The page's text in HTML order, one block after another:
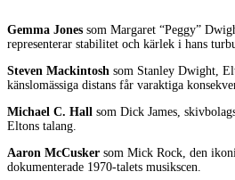
Gemma Jones som Margaret “Peggy”
representerar stabilitet och kärlek i hans
Steven Mackintosh som Stanley Dwight,
känslomässiga distans får varaktiga
Michael C. Hall som Dick James,
Eltons talang.
Aaron McCusker som Mick Rock, den
dokumenterade 1970-talets musikscen.